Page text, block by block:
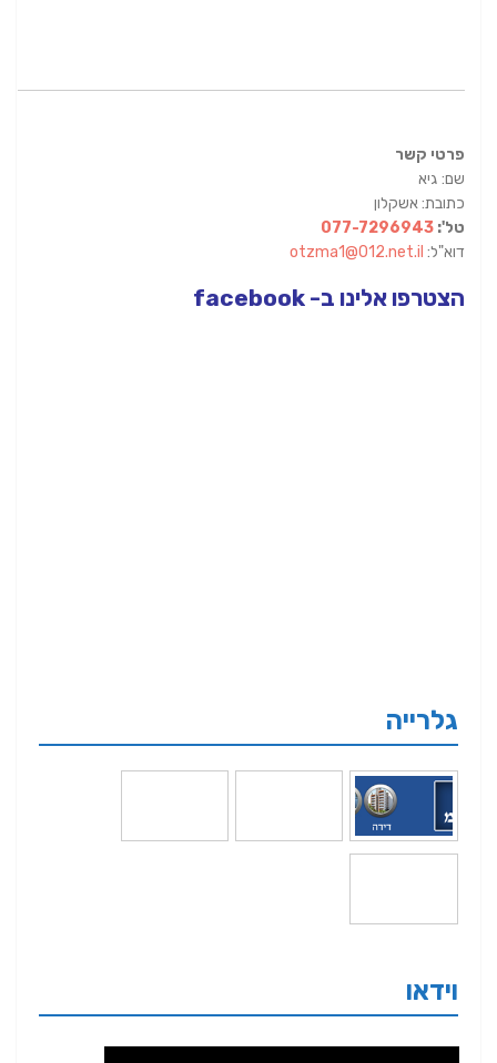
פרטי קשר
שם: גיא
כתובת: אשקלון
טל':077-7296943
דוא"ל: otzma1@012.net.il
הצטרפו אלינו ב- facebook
גלרייה
וידאו